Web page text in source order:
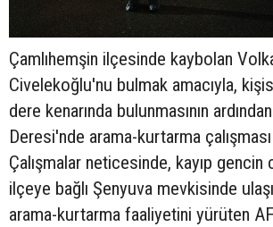
Çamlıhemşin ilçesinde kaybolan
Civelekoğlu'nu bulmak amacıyla,
dere kenarında bulunmasının ardından
Deresi'nde arama-kurtarma çalışması
Çalışmalar neticesinde, kayıp gencin
ilçeye bağlı Şenyuva mevkisinde
arama-kurtarma faaliyetini yürüten